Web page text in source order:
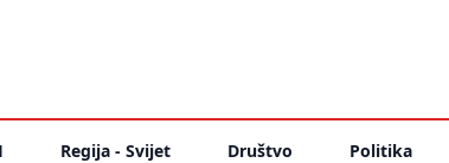
Regija - Svijet Društvo Politika